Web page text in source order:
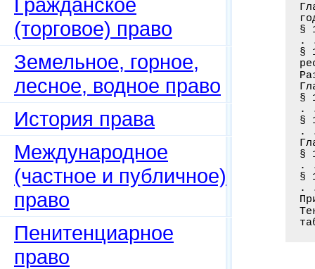
(торговое) право
Земельное, горное,
лесное, водное право
История права
Международное
(частное и публичное)
право
Пенитенциарное
право
§
.
§
§
.
§
.
§
.
§
.